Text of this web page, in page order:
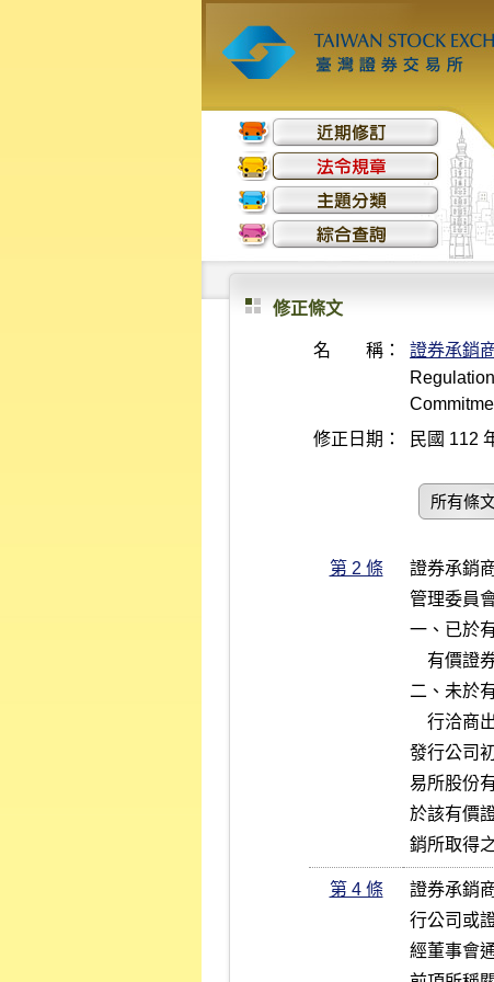
修正條文
名 稱： 證券承銷
修正日期：
民國 112
所有條
第 2 條
證券承銷
管理委員
一、已於
二、未於
發行公司
易所股份
於該有價
銷所取得
第 4 條
證券承銷
行公司或
經董事會